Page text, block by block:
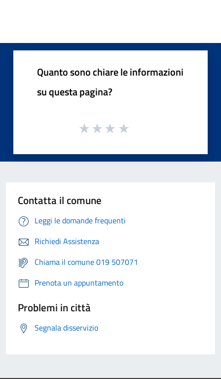
Quanto sono chiare le informazioni
su questa pagina?
Contatta il comune
Leggi le domande frequenti
Richiedi Assistenza
Chiama il comune 019 507071
Prenota un appuntamento
Problemi in città
Segnala disservizio